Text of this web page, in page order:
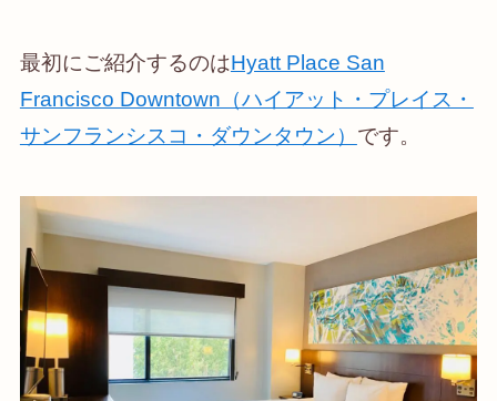
最初にご紹介するのはHyatt Place San
Francisco Downtown（ハイアット・プレイス・
サンフランシスコ・ダウンタウン） です。